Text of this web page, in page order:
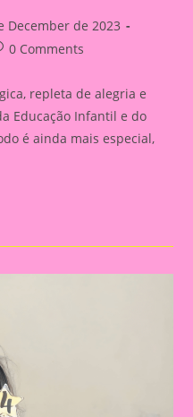
December de 2023
0 Comments
repleta de alegria e
Educação Infantil e do
é ainda mais especial,